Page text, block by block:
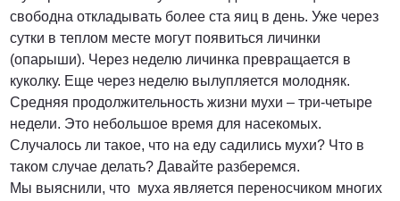
свободна откладывать более ста яиц в день. Уже через
сутки в теплом месте могут появиться личинки
(опарыши). Через неделю личинка превращается в
куколку. Еще через неделю вылупляется молодняк.
Средняя продолжительность жизни мухи – три-четыре
недели. Это небольшое время для насекомых.
Случалось ли такое, что на еду садились мухи? Что в
таком случае делать? Давайте разберемся.
Мы выяснили, что муха является переносчиком многих